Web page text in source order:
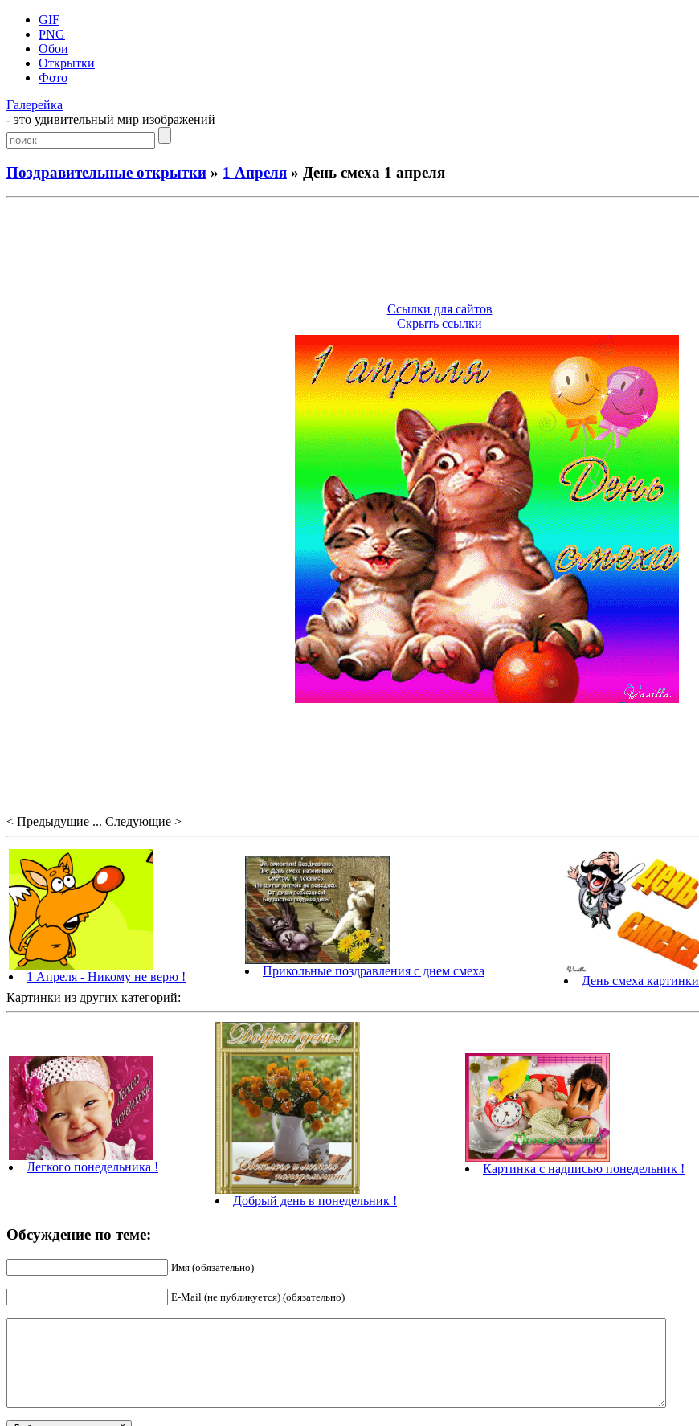
GIF
PNG
Обои
Открытки
Фото
Галерейка
- это удивительный мир изображений
Поздравительные открытки » 1 Апреля » День смеха 1 апреля
Ссылки для сайтов
Скрыть ссылки
< Предыдущие ... Следующие >
1 Апреля - Никому не верю ! Прикольные поздравления с днем смеха
День смеха картинки
Картинки из других категорий:
Легкого понедельника !
Добрый день в понедельник !
Картинка с надписью понедельник !
Обсуждение по теме:
Имя (обязательно)
E-Mail (не публикуется) (обязательно)